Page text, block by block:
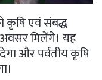
कृषि एवं संबद्ध
अवसर मिलेंगे। यह
और पर्वतीय कृषि